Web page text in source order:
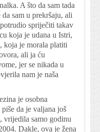
A što da sam tada
sam u prekršaju, ali
spriječiti takav
koja je udana u Istri,
koja je morala platiti
ali ja ću
jer se nikada u
nam je naša
je osobna
da je valjana još
vrijedila samo godinu
Dakle, ova je žena